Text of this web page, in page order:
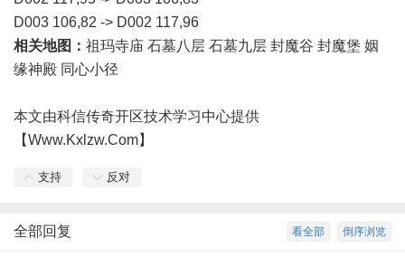
D003 106,82 -> D002 117,96
相关地图： 祖玛寺庙 石墓八层 石墓九层 封魔谷 封魔堡 姻
缘神殿 同心小径
本文由科信传奇开区技术学习中心提供
【Www.Kxlzw.Com】
支持 反对
倒序浏览
看全部
全部回复